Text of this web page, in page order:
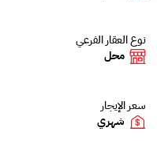
نوع العقار الفرعي
محل
سعر الإيجار
شهري